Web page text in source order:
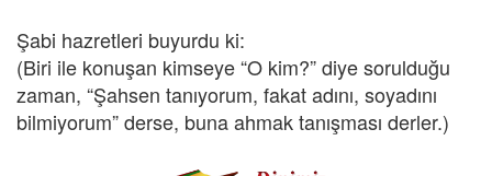
Şabi hazretleri buyurdu ki:
(Biri ile konuşan kimseye “O kim?” diye sorulduğu
zaman, “Şahsen tanıyorum, fakat adını, soyadını
bilmiyorum” derse, buna ahmak tanışması derler.)